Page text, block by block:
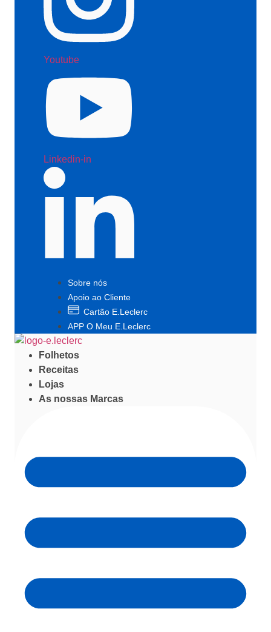
Youtube
Linkedin-in
Sobre nós
Apoio ao Cliente
Cartão E.Leclerc
APP O Meu E.Leclerc
Folhetos
Receitas
Lojas
As nossas Marcas